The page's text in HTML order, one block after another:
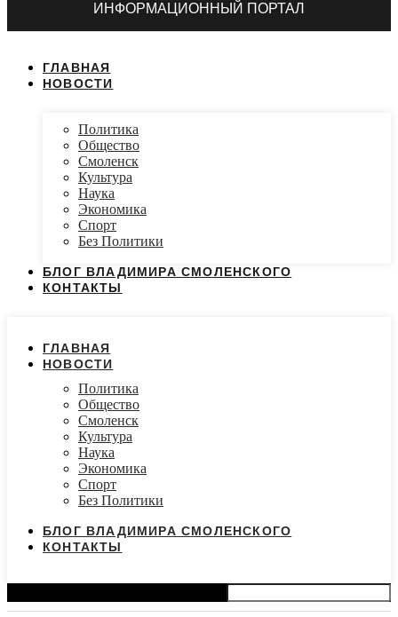
ИНФОРМАЦИОННЫЙ ПОРТАЛ
ГЛАВНАЯ
НОВОСТИ
Политика
Общество
Смоленск
Культура
Наука
Экономика
Спорт
Без Политики
БЛОГ ВЛАДИМИРА СМОЛЕНСКОГО
КОНТАКТЫ
ГЛАВНАЯ
НОВОСТИ
Политика
Общество
Смоленск
Культура
Наука
Экономика
Спорт
Без Политики
БЛОГ ВЛАДИМИРА СМОЛЕНСКОГО
КОНТАКТЫ